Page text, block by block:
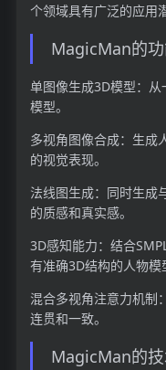
个领域具有广泛的应用
MagicMan的
单图像生成3D模型：
模型。
多视角图像合成：生成
的视觉表现。
法线图生成：同时生成
的质感和真实感。
3D感知能力：结合
有准确3D结构的人物模
混合多视角注意力机制
连贯和一致。
MagicMan的